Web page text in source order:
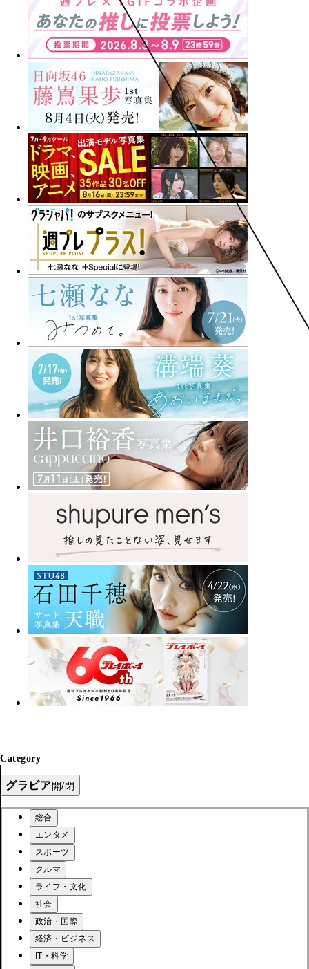
Category
グラビア開/閉
総合
エンタメ
スポーツ
クルマ
ライフ・文化
社会
政治・国際
経済・ビジネス
IT・科学